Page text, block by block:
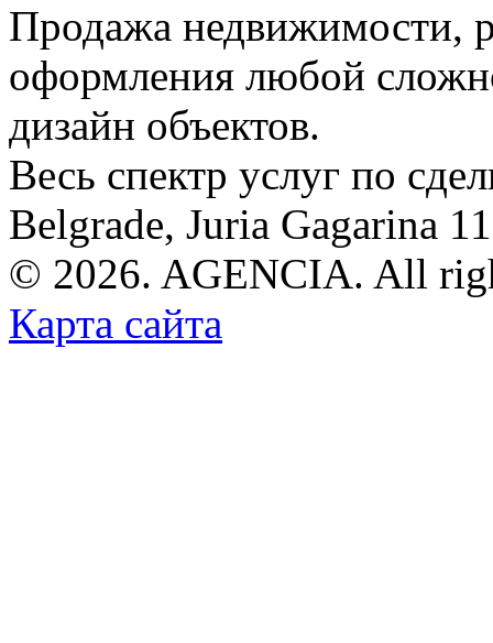
Продажа недвижимости,
оформления любой
дизайн объектов.
Весь спектр услуг по
Belgrade, Juria Gagarina
© 2026. AGENCIA. All
Карта сайта